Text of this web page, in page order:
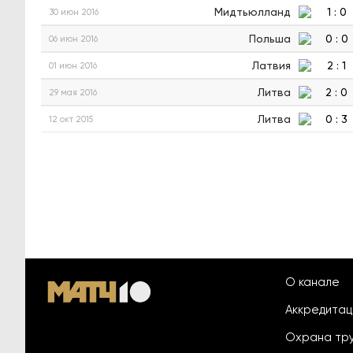
30 июн 2016 Мидтьюлланд 1 : 0
06 июн 2016 Польша 0 : 0
01 июн 2016 Латвия 2 : 1
29 мая 2016 Литва 2 : 0
12 окт 2015 Литва 0 : 3
О канале
Охрана